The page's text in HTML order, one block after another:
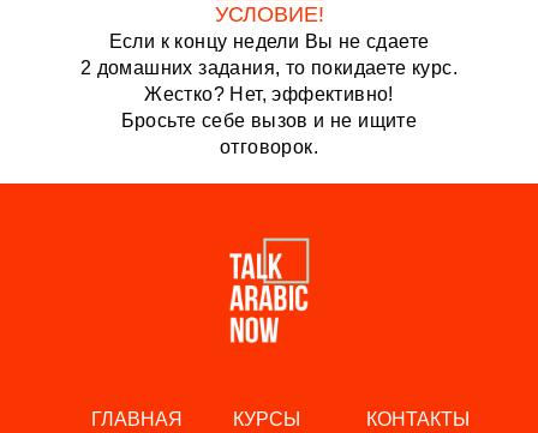
УСЛОВИЕ!
Если к концу недели Вы не сдаете
2 домашних задания, то покидаете курс.
Жестко? Нет, эффективно!
Бросьте себе вызов и не ищите
отговорок.
ГЛАВНАЯ КУРСЫ КОНТАКТЫ